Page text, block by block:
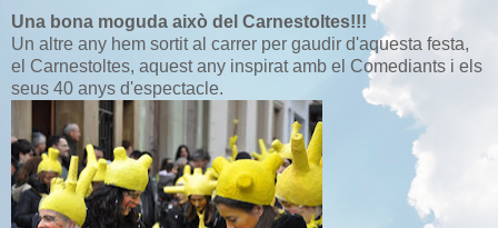
Una bona moguda això del Carnestoltes!!!
Un altre any hem sortit al carrer per gaudir d'aquesta festa,
el Carnestoltes, aquest any inspirat amb el Comediants i els
seus 40 anys d'espectacle.